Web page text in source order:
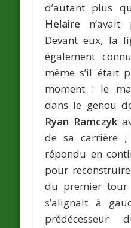
d’autant plus
Helaire n’avait
Devant eux, la
également
même s’il était
moment : le
dans le genou
Ryan Ramczyk
de sa carrière ;
répondu en
pour
du premier tour
s’alignait à